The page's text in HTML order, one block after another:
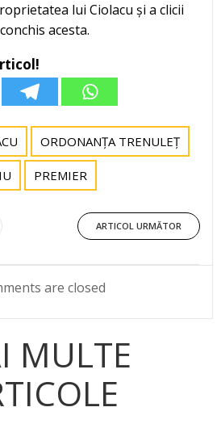
lui Ciolacu și a clicii
acesta.
ORDONANȚA TRENULEȚ
PREMIER
Post
navigation
ARTICOL URMĂTOR
are closed
MULTE